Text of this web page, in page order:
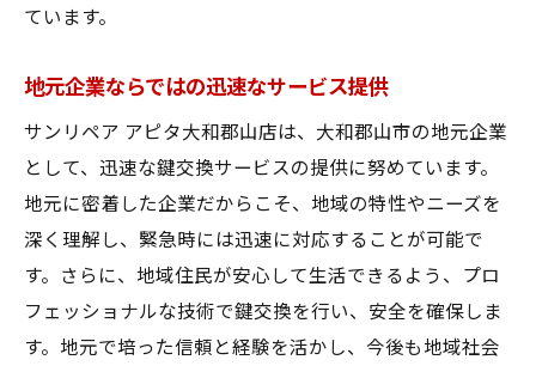
ています。
地元企業ならではの迅速なサービス提供
サンリペア アピタ大和郡山店は、大和郡山市の地元企業
として、迅速な鍵交換サービスの提供に努めています。
地元に密着した企業だからこそ、地域の特性やニーズを
深く理解し、緊急時には迅速に対応することが可能で
す。さらに、地域住民が安心して生活できるよう、プロ
フェッショナルな技術で鍵交換を行い、安全を確保しま
す。地元で培った信頼と経験を活かし、今後も地域社会